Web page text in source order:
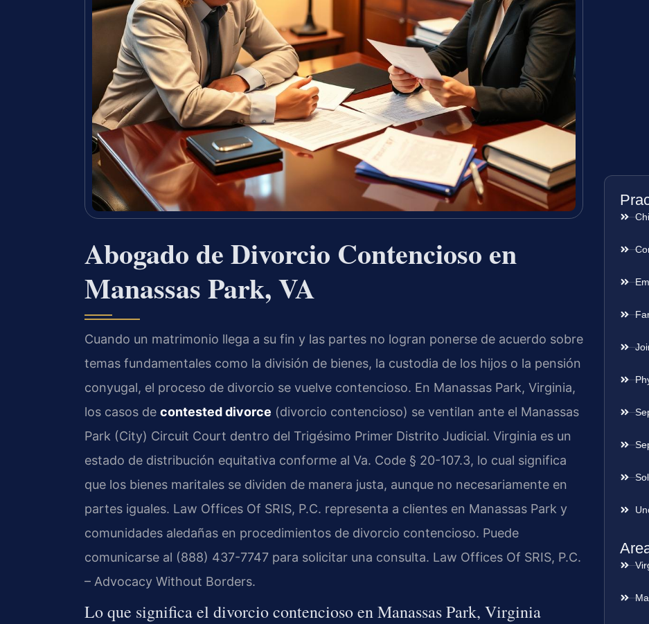
Abogado de Divorcio Contencioso en
Manassas Park, VA
Cuando un matrimonio llega a su fin y las partes no logran ponerse de acuerdo sobre
temas fundamentales como la división de bienes, la custodia de los hijos o la pensión
conyugal, el proceso de divorcio se vuelve contencioso. En Manassas Park, Virginia,
los casos de contested divorce (divorcio contencioso) se ventilan ante el Manassas
Park (City) Circuit Court dentro del Trigésimo Primer Distrito Judicial. Virginia es un
estado de distribución equitativa conforme al Va. Code § 20-107.3, lo cual significa
que los bienes maritales se dividen de manera justa, aunque no necesariamente en
partes iguales. Law Offices Of SRIS, P.C. representa a clientes en Manassas Park y
comunidades aledañas en procedimientos de divorcio contencioso. Puede
comunicarse al (888) 437-7747 para solicitar una consulta. Law Offices Of SRIS, P.C.
– Advocacy Without Borders.
Lo que significa el divorcio contencioso en Manassas Park, Virginia